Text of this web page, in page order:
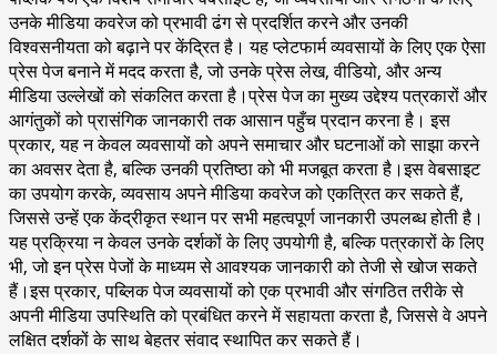
उनके मीडिया कवरेज को प्रभावी ढंग से प्रदर्शित करने और उनकी
विश्वसनीयता को बढ़ाने पर केंद्रित है। यह प्लेटफार्म व्यवसायों के लिए एक ऐसा
प्रेस पेज बनाने में मदद करता है, जो उनके प्रेस लेख, वीडियो, और अन्य
मीडिया उल्लेखों को संकलित करता है।प्रेस पेज का मुख्य उद्देश्य पत्रकारों और
आगंतुकों को प्रासंगिक जानकारी तक आसान पहुँच प्रदान करना है। इस
प्रकार, यह न केवल व्यवसायों को अपने समाचार और घटनाओं को साझा करने
का अवसर देता है, बल्कि उनकी प्रतिष्ठा को भी मजबूत करता है।इस वेबसाइट
का उपयोग करके, व्यवसाय अपने मीडिया कवरेज को एकत्रित कर सकते हैं,
जिससे उन्हें एक केंद्रीकृत स्थान पर सभी महत्वपूर्ण जानकारी उपलब्ध होती है।
यह प्रक्रिया न केवल उनके दर्शकों के लिए उपयोगी है, बल्कि पत्रकारों के लिए
भी, जो इन प्रेस पेजों के माध्यम से आवश्यक जानकारी को तेजी से खोज सकते
हैं।इस प्रकार, पब्लिक पेज व्यवसायों को एक प्रभावी और संगठित तरीके से
अपनी मीडिया उपस्थिति को प्रबंधित करने में सहायता करता है, जिससे वे अपने
लक्षित दर्शकों के साथ बेहतर संवाद स्थापित कर सकते हैं।